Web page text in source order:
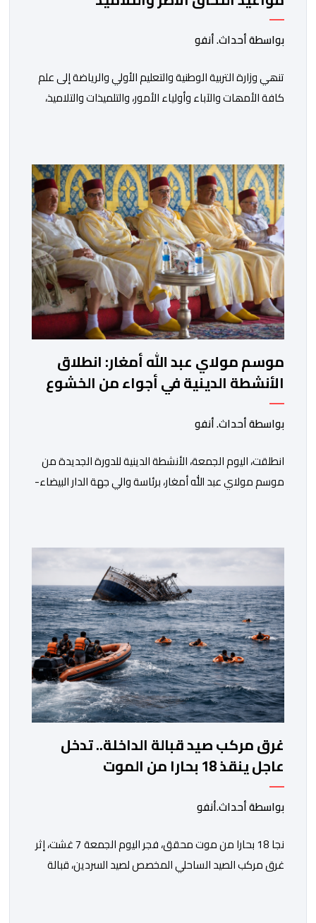
بالمؤسسات التعليمية
بواسطة أحداث. أنفو
تنھي وزارة التربیة الوطنیة والتعلیم الأولي والریاضة إلى علم
كافة الأمھات والآباء وأولیاء الأمور، والتلمیذات والتلامیذ،
المحدد سلفا طبقا لمقتضیات المقرر الوزاري رقم 047.26
الصادر بتاریخ 3 یولیوز 2026 بشأن تنظیم السنة الدراسیة.
وأوضحت الوزارة، في بلاغ، أن أطر […]
موسم مولاي عبد الله أمغار: انطلاق
الأنشطة الدينية في أجواء من الخشوع
الروحي
بواسطة أحداث. أنفو
انطلقت، اليوم الجمعة، الأنشطة الدينية للدورة الجديدة من
موسم مولاي عبد الله أمغار، برئاسة والي جهة الدار البيضاء-
المحلي للجديدة، وذلك بحضور شخصيات مدنية وعسكرية
ودينية. وجرت مراسيم افتتاح فعاليات الموسم بالخيمة
الرسمية، حيث أُلقيت كلمات كل من رئيس المجلس […]
غرق مركب صيد قبالة الداخلة.. تدخل
عاجل ينقذ 18 بحارا من الموت
بواسطة أحداث.أنفو
نجا 18 بحارا من موت محقق، فجر اليوم الجمعة 7 غشت، إثر
غرق مركب الصيد الساحلي المخصص لصيد السردين، قبالة